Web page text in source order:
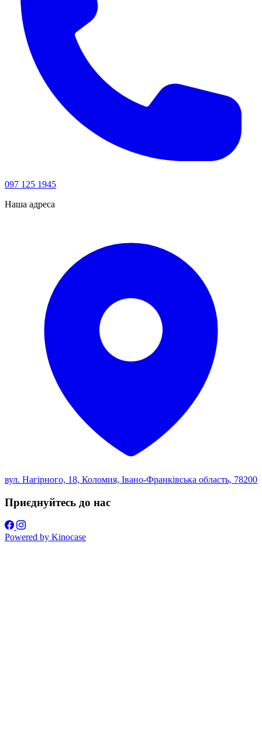
097 125 1945
Наша адреса
вул. Нагірного, 18, Коломия, Івано-Франківська область, 78200
Приєднуйтесь до нас
Powered by Kinocase